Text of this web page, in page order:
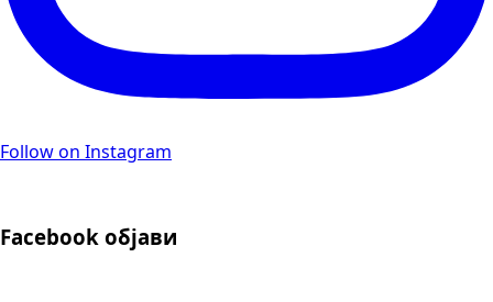
Follow on Instagram
Facebook објави